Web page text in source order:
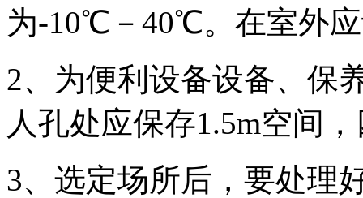
为-10℃－40℃。在室外
2、为便利设备设备、保
人孔处应保存1.5m空间
3、选定场所后，要处理